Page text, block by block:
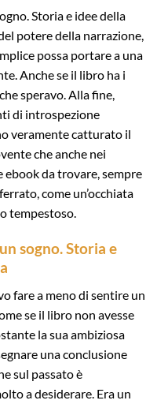
Storia e idee della
potere della narrazione,
possa portare a una
Anche se il libro ha i
speravo. Alla fine,
di introspezione
veramente catturato il
che anche nei
ebook da trovare, sempre
come un’occhiata
tempestoso.
sogno. Storia e
fare a meno di sentire un
se il libro non avesse
la sua ambiziosa
una conclusione
sul passato è
a desiderare. Era un